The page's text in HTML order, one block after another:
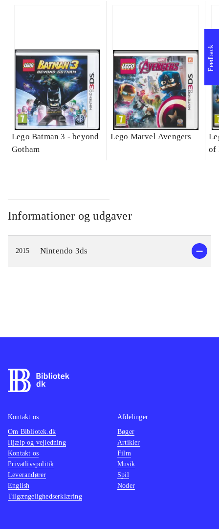
Lego Batman 3 - beyond
Gotham
Lego Marvel Avengers
of
Informationer og udgaver
2015 Nintendo 3ds
Feedback
Kontakt os
Om Bibliotek.dk
Hjælp og vejledning
Kontakt os
Privatlivspolitik
Leverandører
English
Tilgængelighedserklæring
Afdelinger
Bøger
Artikler
Film
Musik
Spil
Noder